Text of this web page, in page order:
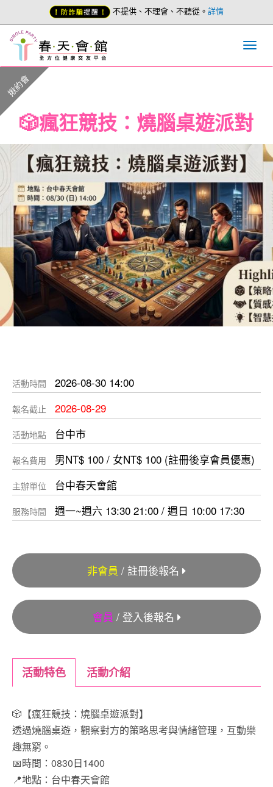
不提供、不理會、不聽從。 詳情
🎲瘋狂競技：燒腦桌遊派對
揪約會
活動時間 2026-08-30 14:00
報名截止 2026-08-29
活動地點 台中市
報名費用 男NT$ 100 / 女NT$ 100 (註冊後享會員優惠)
主辦單位 台中春天會館
服務時間 週一~週六 13:30 21:00 / 週日 10:00 17:30
非會員 / 註冊後報名
會員 / 登入後報名
活動特色 活動介紹
🎲【瘋狂競技：燒腦桌遊派對】
透過燒腦桌遊，觀察對方的策略思考與情緒管理，互動樂
趣無窮。
📅時間：0830日1400
📍地點：台中春天會館